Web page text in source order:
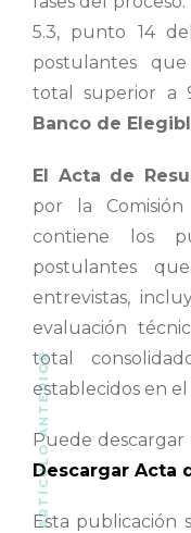
5.3, punto 14
postulantes
total superior a
Banco de
El Acta de
por la
contiene los
postulantes
entrevistas,
evaluación
total
establecidos en
Puede
Descargar Acta
Esta publicación
ARTÍCULO ANTERIOR